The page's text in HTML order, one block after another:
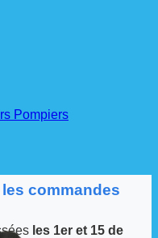
commandes
les 1er et 15 de
Pompiers